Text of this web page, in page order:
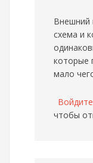
Внешний
схема и
которые
мало
Войдите
чтобы